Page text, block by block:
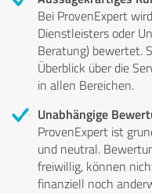
Bei ProvenExpert
Dienstleisters oder
Beratung) bewertet.
Überblick über die
in allen Bereichen.
Unabhängige
ProvenExpert ist
und neutral.
freiwillig, können
finanziell noch